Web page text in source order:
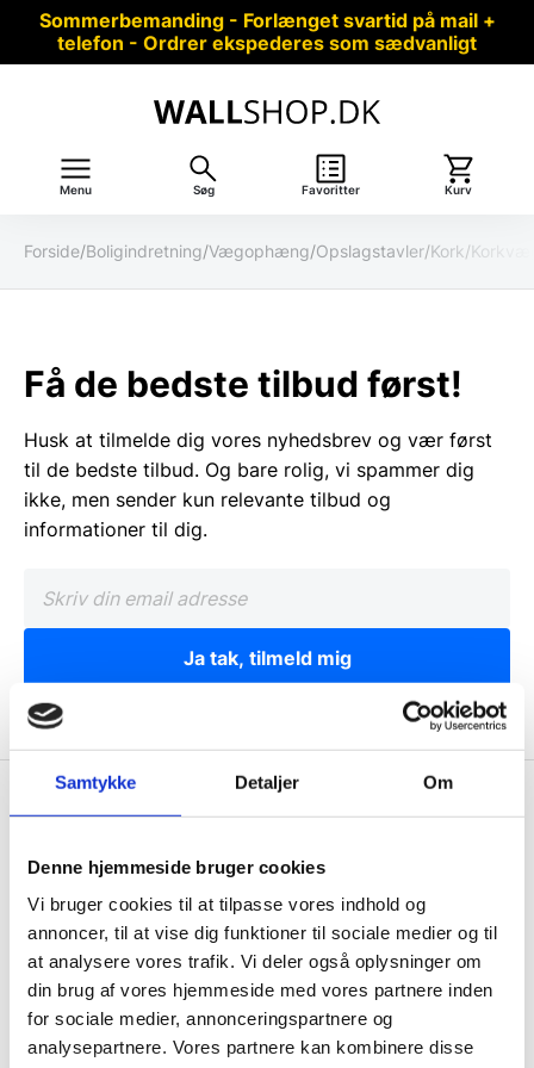
Samtykke Detaljer Om
Denne hjemmeside bruger cookies
Vi bruger cookies til at tilpasse vores indhold og
annoncer, til at vise dig funktioner til sociale medier og til
at analysere vores trafik. Vi deler også oplysninger om
din brug af vores hjemmeside med vores partnere inden
for sociale medier, annonceringspartnere og
analysepartnere. Vores partnere kan kombinere disse
Sommerbemanding - Forlænget svartid på mail +
telefon - Ordrer ekspederes som sædvanligt
Menu Søg Favoritter Kurv
Forside/Boligindretning/Vægophæng/Opslagstavler/Kork/
Få de bedste tilbud først!
Husk at tilmelde dig vores nyhedsbrev og vær først
til de bedste tilbud. Og bare rolig, vi spammer dig
ikke, men sender kun relevante tilbud og
informationer til dig.
Ja tak, tilmeld mig
Wallshop.dk
Gastrobutikken ApS
Rømersvej 33
7430 Ikast
CVR: 38952986
Telefon træffetid:
Tlf.71 99 30 98